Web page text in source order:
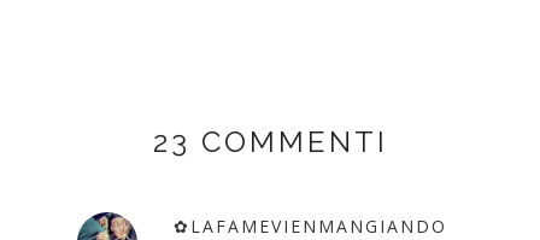
23 COMMENTI
✿LAFAMEVIENMANGIANDO